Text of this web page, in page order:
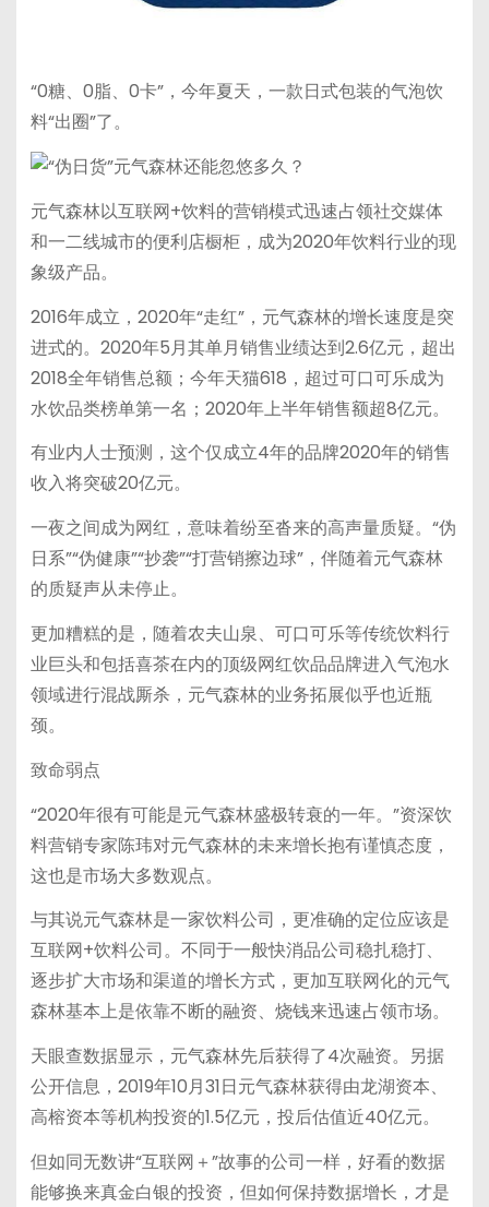
“0糖、0脂、0卡”，今年夏天，一款日式包装的气泡饮
料“出圈”了。
元气森林以互联网+饮料的营销模式迅速占领社交媒体
和一二线城市的便利店橱柜，成为2020年饮料行业的现
象级产品。
2016年成立，2020年“走红”，元气森林的增长速度是突
进式的。2020年5月其单月销售业绩达到2.6亿元，超出
2018全年销售总额；今年天猫618，超过可口可乐成为
水饮品类榜单第一名；2020年上半年销售额超8亿元。
有业内人士预测，这个仅成立4年的品牌2020年的销售
收入将突破20亿元。
一夜之间成为网红，意味着纷至沓来的高声量质疑。“伪
日系”“伪健康”“抄袭”“打营销擦边球”，伴随着元气森林
的质疑声从未停止。
更加糟糕的是，随着农夫山泉、可口可乐等传统饮料行
业巨头和包括喜茶在内的顶级网红饮品品牌进入气泡水
领域进行混战厮杀，元气森林的业务拓展似乎也近瓶
颈。
致命弱点
“2020年很有可能是元气森林盛极转衰的一年。”资深饮
料营销专家陈玮对元气森林的未来增长抱有谨慎态度，
这也是市场大多数观点。
与其说元气森林是一家饮料公司，更准确的定位应该是
互联网+饮料公司。不同于一般快消品公司稳扎稳打、
逐步扩大市场和渠道的增长方式，更加互联网化的元气
森林基本上是依靠不断的融资、烧钱来迅速占领市场。
天眼查数据显示，元气森林先后获得了4次融资。另据
公开信息，2019年10月31日元气森林获得由龙湖资本、
高榕资本等机构投资的1.5亿元，投后估值近40亿元。
但如同无数讲“互联网＋”故事的公司一样，好看的数据
能够换来真金白银的投资，但如何保持数据增长，才是